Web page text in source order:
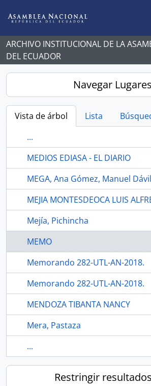
ARCHIVO INSTITUCIONAL DE LA
DEL ECUADOR
Navegar
Vista de árbol Lista
...
MEDIOS EDIASA - EL DIARIO
MEJIA MONTESDEOCA LUIS
Mejía, Pichincha
MEMO
Memorando 282-UTL-AN-2018.
Memorando 282-UTL-AN-2018.
MENDOZA TIBANTA NANCY
Mera, Pastaza
...
Restringir